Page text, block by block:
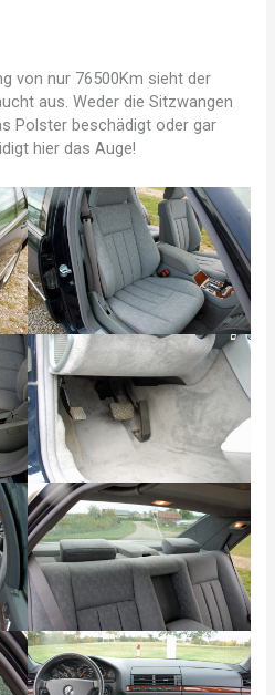
von nur 76500Km sieht der
aus. Weder die Sitzwangen
Polster beschädigt oder gar
hier das Auge!